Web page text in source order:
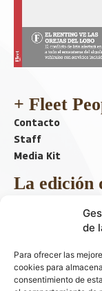
de
Para ofrecer las
cookies para
consentimiento de
+ Fleet
Contacto
Staff
Media Kit
La edición
Descargar
ir a hemeroteca
+